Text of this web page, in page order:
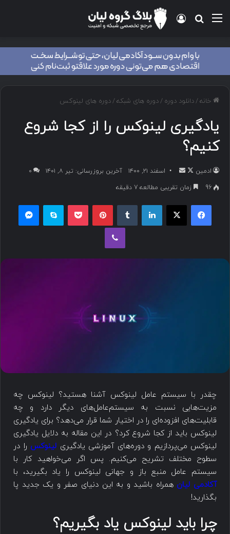
خانه/دانلود دوره /دوره های شبکه/دوره های لینوکس
یادگیری لینوکس را از کجا شروع
کنیم؟
ادمین اسفند ۲۱, ۱۴۰۰ آخرین بروزرسانی: تیر ۸, ۱۴۰۱
۰
96
زمان تقریبی مطالعه 7 دقیقه
چقدر با سیستم عامل لینوکس آشنا هستید؟ لینوکس چه
مزیت‌هایی نسبت به سیستم‌عامل‌های دیگر دارد و چه
قابلیت‌های افزوده‌ای را در اختیار شما قرار می‌دهد؟ برای یادگیری
لینوکس باید از کجا شروع کرد؟ در این مقاله به دلایل یادگیری
لینوکس می‌پردازیم و دوره‌های آموزشی یادگیری لینوکس را در
سطوح مختلف تشریح می‌کنیم. پس اگر می‌خواهید کار با
سیستم عامل منبع باز و جهانی لینوکس را یاد بگیرید، با
آکادمی لیان همراه باشید و به این دنیای صفر و یک جدید پا
بگذارید!
چرا باید لینوکس یاد بگیریم؟